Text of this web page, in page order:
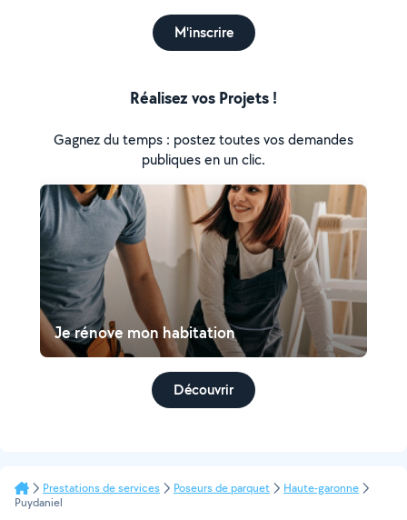
M'inscrire
Réalisez vos Projets !
Gagnez du temps : postez toutes vos demandes
publiques en un clic.
Je rénove mon habitation
Découvrir
Prestations de services Poseurs de parquet
Haute-garonne
Puydaniel